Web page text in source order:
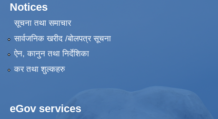
Notices
सूचना तथा समाचार
सार्वजनिक खरीद /बोलपत्र सूचना
ऐन, कानुन तथा निर्देशिका
कर तथा शुल्कहरु
eGov services